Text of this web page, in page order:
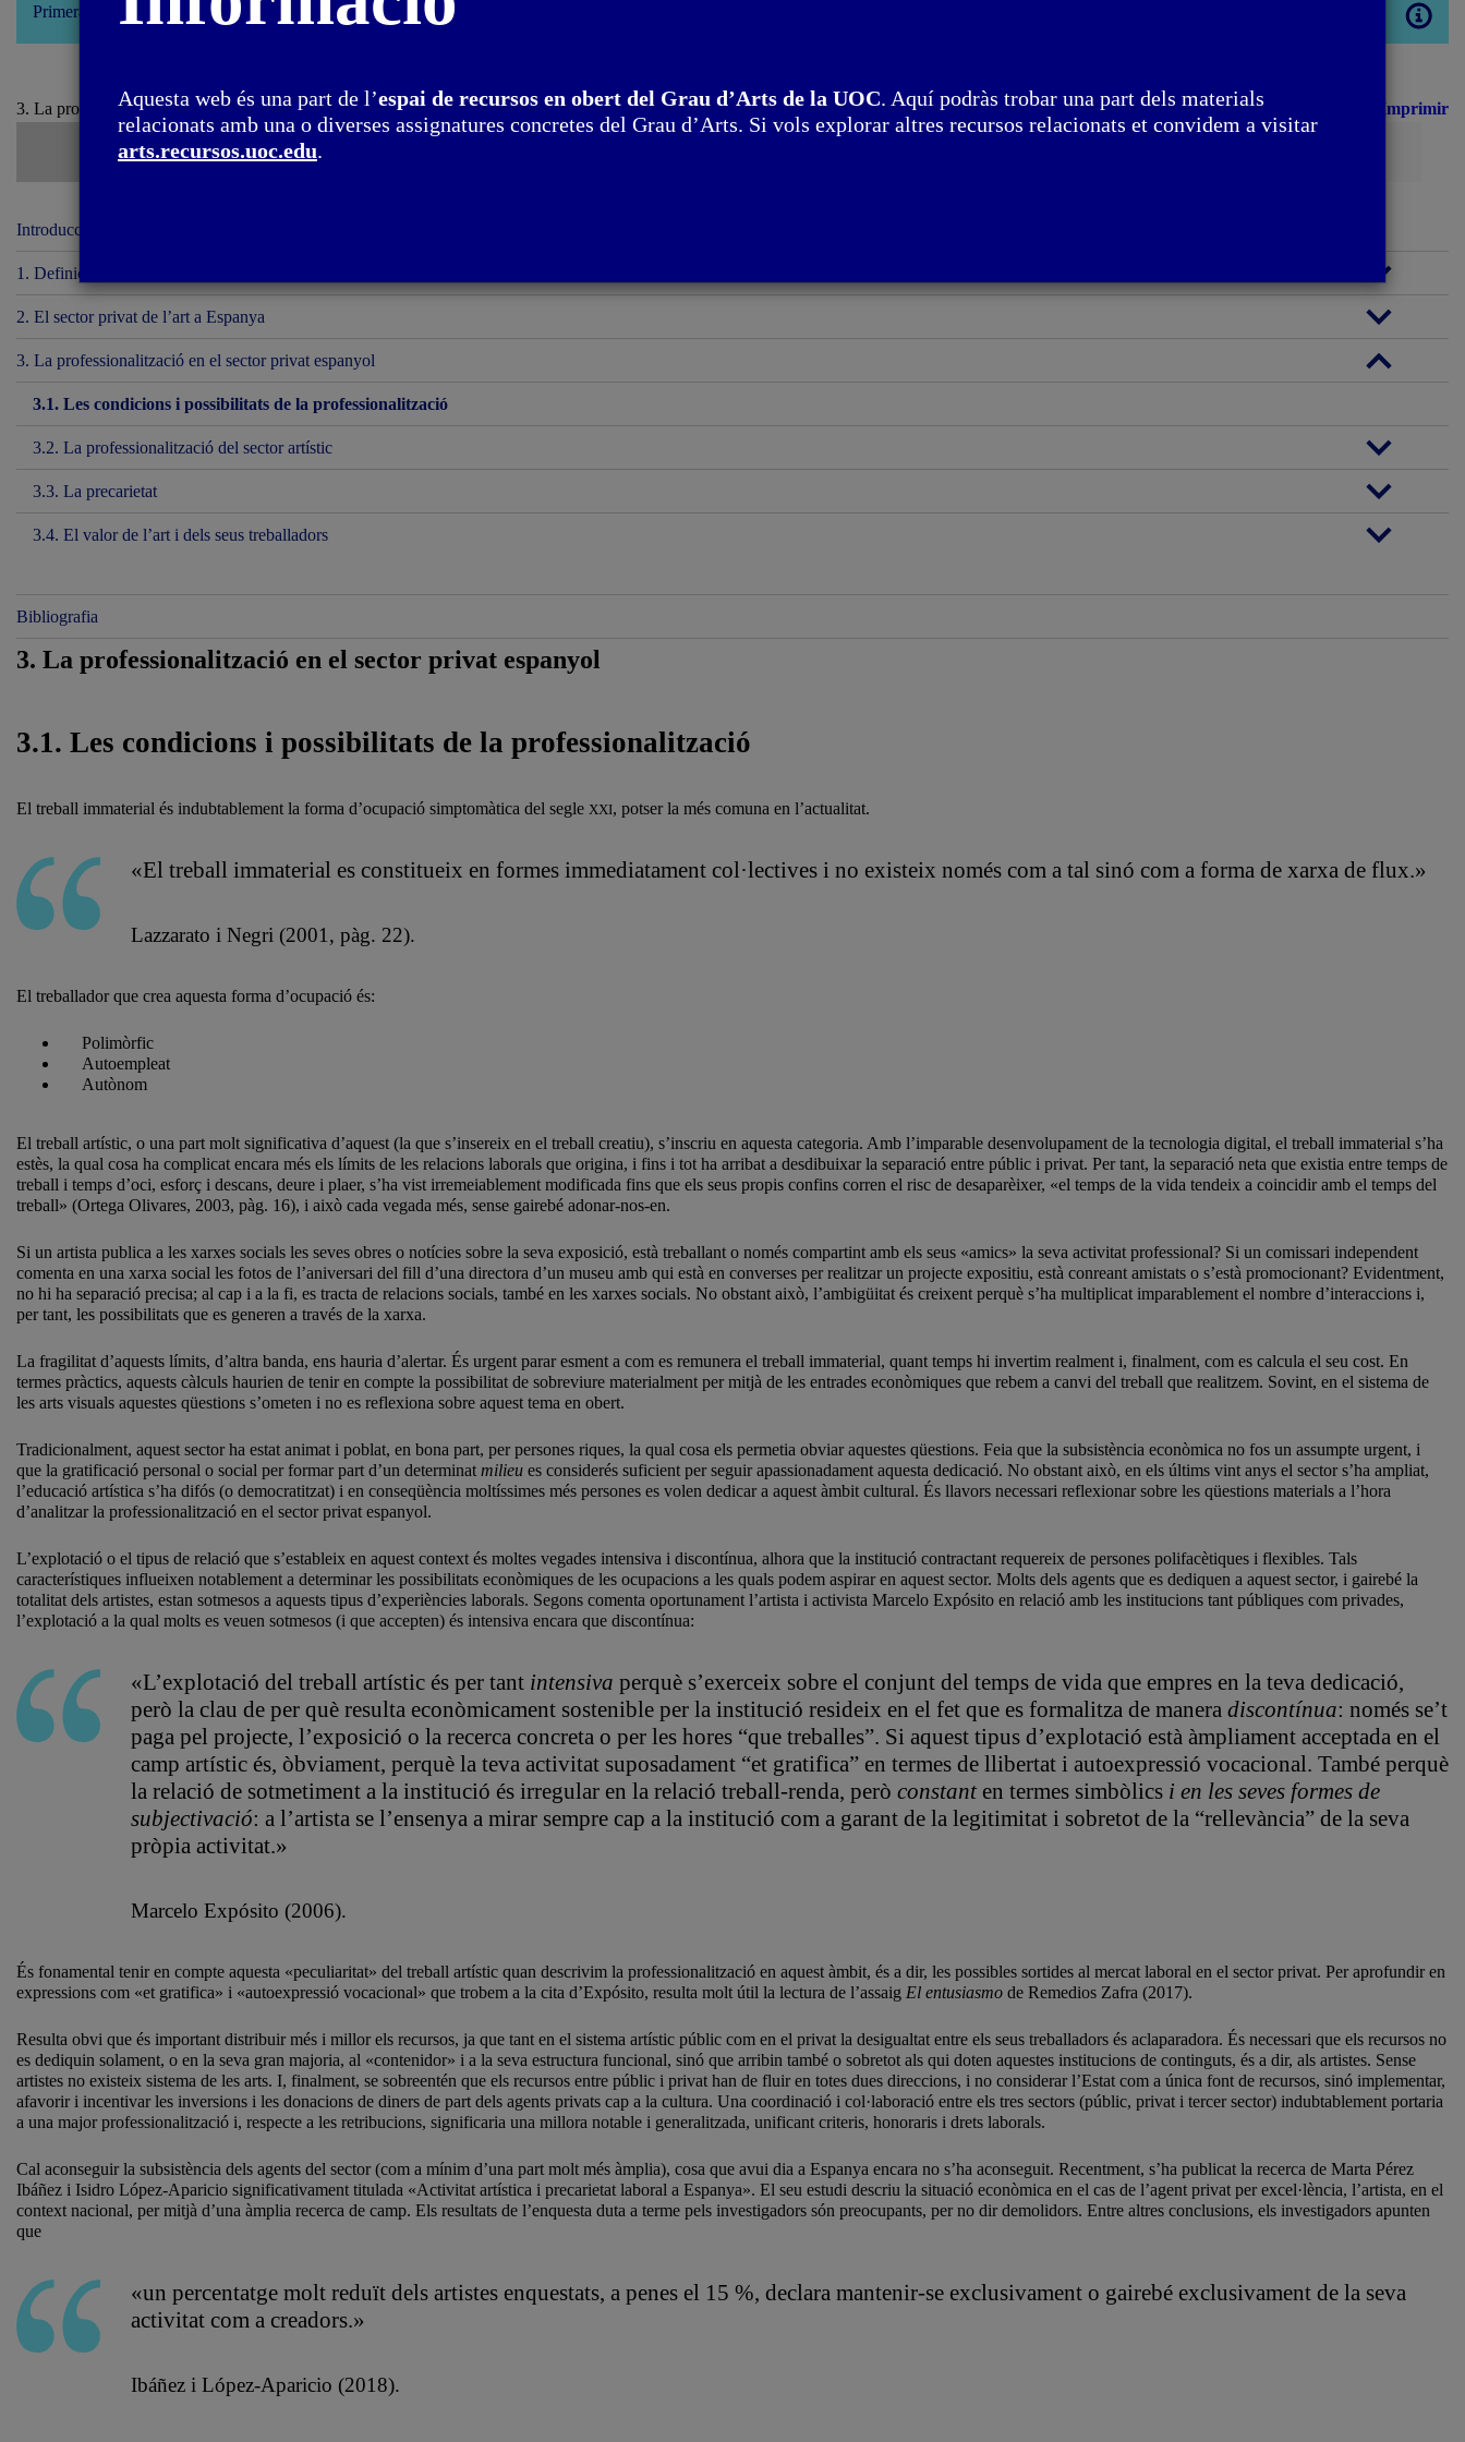
Primera edició: setembre 2022
Obrir
modal
3. La professionalització en el sector privat espanyol / 3.1. Les condicions i possibilitats de la professionalització
Imprimir
Introducció
1. Definició de sector privat
2. El sector privat de l’art a Espanya
3. La professionalització en el sector privat espanyol
3.1. Les condicions i possibilitats de la professionalització
3.2. La professionalització del sector artístic
3.3. La precarietat
3.4. El valor de l’art i dels seus treballadors
Bibliografia
3. La professionalització en el sector privat espanyol
3.1. Les condicions i possibilitats de la professionalització
El treball immaterial és indubtablement la forma d’ocupació simptomàtica del segle XXI, potser la més comuna en l’actualitat.
«El treball immaterial es constitueix en formes immediatament col·lectives i no existeix només com a tal sinó com a forma de xarxa de flux.»
Lazzarato i Negri (2001, pàg. 22).
El treballador que crea aquesta forma d’ocupació és:
Polimòrfic
Autoempleat
Autònom
El treball artístic, o una part molt significativa d’aquest (la que s’insereix en el treball creatiu), s’inscriu en aquesta categoria. Amb l’imparable desenvolupament de la tecnologia digital, el treball immaterial s’ha
estès, la qual cosa ha complicat encara més els límits de les relacions laborals que origina, i fins i tot ha arribat a desdibuixar la separació entre públic i privat. Per tant, la separació neta que existia entre temps de
treball i temps d’oci, esforç i descans, deure i plaer, s’ha vist irremeiablement modificada fins que els seus propis confins corren el risc de desaparèixer, «el temps de la vida tendeix a coincidir amb el temps del
treball» (Ortega Olivares, 2003, pàg. 16), i això cada vegada més, sense gairebé adonar-nos-en.
Si un artista publica a les xarxes socials les seves obres o notícies sobre la seva exposició, està treballant o només compartint amb els seus «amics» la seva activitat professional? Si un comissari independent
comenta en una xarxa social les fotos de l’aniversari del fill d’una directora d’un museu amb qui està en converses per realitzar un projecte expositiu, està conreant amistats o s’està promocionant? Evidentment,
no hi ha separació precisa; al cap i a la fi, es tracta de relacions socials, també en les xarxes socials. No obstant això, l’ambigüitat és creixent perquè s’ha multiplicat imparablement el nombre d’interaccions i,
per tant, les possibilitats que es generen a través de la xarxa.
La fragilitat d’aquests límits, d’altra banda, ens hauria d’alertar. És urgent parar esment a com es remunera el treball immaterial, quant temps hi invertim realment i, finalment, com es calcula el seu cost. En
termes pràctics, aquests càlculs haurien de tenir en compte la possibilitat de sobreviure materialment per mitjà de les entrades econòmiques que rebem a canvi del treball que realitzem. Sovint, en el sistema de
les arts visuals aquestes qüestions s’ometen i no es reflexiona sobre aquest tema en obert.
Tradicionalment, aquest sector ha estat animat i poblat, en bona part, per persones riques, la qual cosa els permetia obviar aquestes qüestions. Feia que la subsistència econòmica no fos un assumpte urgent, i
que la gratificació personal o social per formar part d’un determinat milieu es considerés suficient per seguir apassionadament aquesta dedicació. No obstant això, en els últims vint anys el sector s’ha ampliat,
l’educació artística s’ha difós (o democratitzat) i en conseqüència moltíssimes més persones es volen dedicar a aquest àmbit cultural. És llavors necessari reflexionar sobre les qüestions materials a l’hora
d’analitzar la professionalització en el sector privat espanyol.
L’explotació o el tipus de relació que s’estableix en aquest context és moltes vegades intensiva i discontínua, alhora que la institució contractant requereix de persones polifacètiques i flexibles. Tals
característiques influeixen notablement a determinar les possibilitats econòmiques de les ocupacions a les quals podem aspirar en aquest sector. Molts dels agents que es dediquen a aquest sector, i gairebé la
totalitat dels artistes, estan sotmesos a aquests tipus d’experiències laborals. Segons comenta oportunament l’artista i activista Marcelo Expósito en relació amb les institucions tant públiques com privades,
l’explotació a la qual molts es veuen sotmesos (i que accepten) és intensiva encara que discontínua:
«L’explotació del treball artístic és per tant intensiva perquè s’exerceix sobre el conjunt del temps de vida que empres en la teva dedicació,
però la clau de per què resulta econòmicament sostenible per la institució resideix en el fet que es formalitza de manera discontínua: només se’t
paga pel projecte, l’exposició o la recerca concreta o per les hores “que treballes”. Si aquest tipus d’explotació està àmpliament acceptada en el
camp artístic és, òbviament, perquè la teva activitat suposadament “et gratifica” en termes de llibertat i autoexpressió vocacional. També perquè
la relació de sotmetiment a la institució és irregular en la relació treball-renda, però constant en termes simbòlics i en les seves formes de
subjectivació: a l’artista se l’ensenya a mirar sempre cap a la institució com a garant de la legitimitat i sobretot de la “rellevància” de la seva
pròpia activitat.»
Marcelo Expósito (2006).
És fonamental tenir en compte aquesta «peculiaritat» del treball artístic quan descrivim la professionalització en aquest àmbit, és a dir, les possibles sortides al mercat laboral en el sector privat. Per aprofundir en
expressions com «et gratifica» i «autoexpressió vocacional» que trobem a la cita d’Expósito, resulta molt útil la lectura de l’assaig El entusiasmo de Remedios Zafra (2017).
Resulta obvi que és important distribuir més i millor els recursos, ja que tant en el sistema artístic públic com en el privat la desigualtat entre els seus treballadors és aclaparadora. És necessari que els recursos no
es dediquin solament, o en la seva gran majoria, al «contenidor» i a la seva estructura funcional, sinó que arribin també o sobretot als qui doten aquestes institucions de continguts, és a dir, als artistes. Sense
artistes no existeix sistema de les arts. I, finalment, se sobreentén que els recursos entre públic i privat han de fluir en totes dues direccions, i no considerar l’Estat com a única font de recursos, sinó implementar,
afavorir i incentivar les inversions i les donacions de diners de part dels agents privats cap a la cultura. Una coordinació i col·laboració entre els tres sectors (públic, privat i tercer sector) indubtablement portaria
a una major professionalització i, respecte a les retribucions, significaria una millora notable i generalitzada, unificant criteris, honoraris i drets laborals.
Cal aconseguir la subsistència dels agents del sector (com a mínim d’una part molt més àmplia), cosa que avui dia a Espanya encara no s’ha aconseguit. Recentment, s’ha publicat la recerca de Marta Pérez
Ibáñez i Isidro López-Aparicio significativament titulada «Activitat artística i precarietat laboral a Espanya». El seu estudi descriu la situació econòmica en el cas de l’agent privat per excel·lència, l’artista, en el
context nacional, per mitjà d’una àmplia recerca de camp. Els resultats de l’enquesta duta a terme pels investigadors són preocupants, per no dir demolidors. Entre altres conclusions, els investigadors apunten
que
«un percentatge molt reduït dels artistes enquestats, a penes el 15 %, declara mantenir-se exclusivament o gairebé exclusivament de la seva
activitat com a creadors.»
Ibáñez i López-Aparicio (2018).
Aquesta web és una part de l’espai de recursos en obert del Grau d’Arts de la UOC. Aquí podràs trobar una part dels materials
relacionats amb una o diverses assignatures concretes del Grau d’Arts. Si vols explorar altres recursos relacionats et convidem a visitar
arts.recursos.uoc.edu.